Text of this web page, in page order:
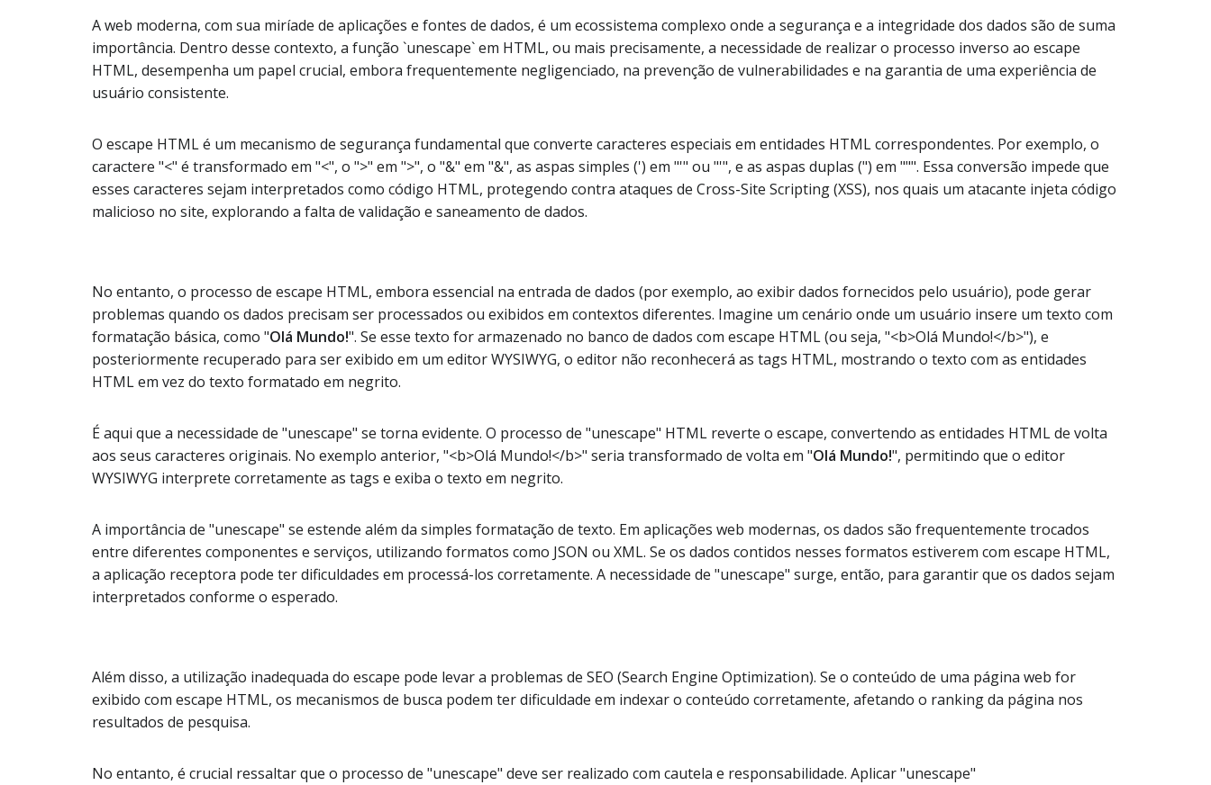
A web moderna, com sua miríade de aplicações e fontes de dados, é um ecossistema complexo onde a segurança e a integridade dos dados são de suma
importância. Dentro desse contexto, a função `unescape` em HTML, ou mais precisamente, a necessidade de realizar o processo inverso ao escape
HTML, desempenha um papel crucial, embora frequentemente negligenciado, na prevenção de vulnerabilidades e na garantia de uma experiência de
usuário consistente.
O escape HTML é um mecanismo de segurança fundamental que converte caracteres especiais em entidades HTML correspondentes. Por exemplo, o
caractere "<" é transformado em "<", o ">" em ">", o "&" em "&", as aspas simples (') em "'" ou "'", e as aspas duplas (") em """. Essa conversão impede que
esses caracteres sejam interpretados como código HTML, protegendo contra ataques de Cross-Site Scripting (XSS), nos quais um atacante injeta código
malicioso no site, explorando a falta de validação e saneamento de dados.
No entanto, o processo de escape HTML, embora essencial na entrada de dados (por exemplo, ao exibir dados fornecidos pelo usuário), pode gerar
problemas quando os dados precisam ser processados ou exibidos em contextos diferentes. Imagine um cenário onde um usuário insere um texto com
formatação básica, como "Olá Mundo!". Se esse texto for armazenado no banco de dados com escape HTML (ou seja, "<b>Olá Mundo!</b>"), e
posteriormente recuperado para ser exibido em um editor WYSIWYG, o editor não reconhecerá as tags HTML, mostrando o texto com as entidades
HTML em vez do texto formatado em negrito.
É aqui que a necessidade de "unescape" se torna evidente. O processo de "unescape" HTML reverte o escape, convertendo as entidades HTML de volta
aos seus caracteres originais. No exemplo anterior, "<b>Olá Mundo!</b>" seria transformado de volta em "Olá Mundo!", permitindo que o editor
WYSIWYG interprete corretamente as tags e exiba o texto em negrito.
A importância de "unescape" se estende além da simples formatação de texto. Em aplicações web modernas, os dados são frequentemente trocados
entre diferentes componentes e serviços, utilizando formatos como JSON ou XML. Se os dados contidos nesses formatos estiverem com escape HTML,
a aplicação receptora pode ter dificuldades em processá-los corretamente. A necessidade de "unescape" surge, então, para garantir que os dados sejam
interpretados conforme o esperado.
Além disso, a utilização inadequada do escape pode levar a problemas de SEO (Search Engine Optimization). Se o conteúdo de uma página web for
exibido com escape HTML, os mecanismos de busca podem ter dificuldade em indexar o conteúdo corretamente, afetando o ranking da página nos
resultados de pesquisa.
No entanto, é crucial ressaltar que o processo de "unescape" deve ser realizado com cautela e responsabilidade. Aplicar "unescape"